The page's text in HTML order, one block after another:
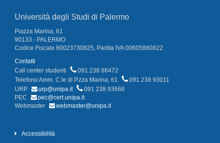
Università degli Studi di Palermo
Piazza Marina, 61
90133 - PALERMO
Codice Fiscale 80023730825, Partita IVA 00605880822
Contatti
Call center studenti
091 238 86472
Telefono Amm. C.le di P.zza Marina, 61
091 238 93011
URP
urp@unipa.it
091 238 93666
PEC
pec@cert.unipa.it
Webmaster
webmaster@unipa.it
Accessibilità